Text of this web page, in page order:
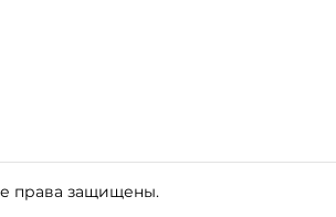
права защищены.